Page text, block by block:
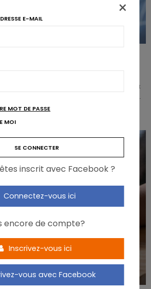
de pain et de cholestérol
la cholestérolémie la plus basse au monde, tout
cardiovasculaires (MCV). Mais depuis quelque …
×
E-MAIL
MOT DE PASSE
MOI
inscrit avec Facebook ?
Connectez-vous ici
encore de compte?
Inscrivez-vous ici
vous avec Facebook